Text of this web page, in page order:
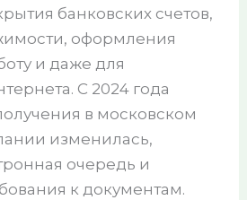
банковских счетов,
оформления
и даже для
С 2024 года
в московском
изменилась,
очередь и
к документам.